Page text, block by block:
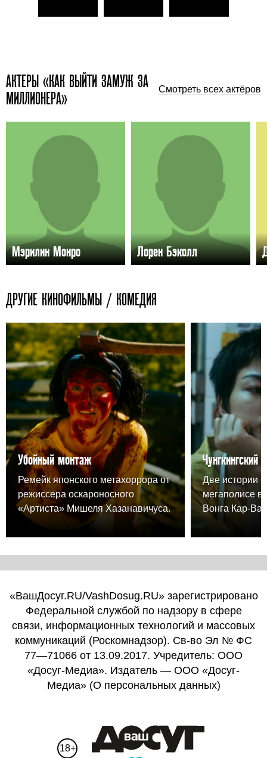
АКТЕРЫ «КАК ВЫЙТИ ЗАМУЖ ЗА
МИЛЛИОНЕРА»
Смотреть всех актёров
Мэрилин Монро Лорен Бэколл
ДРУГИЕ КИНОФИЛЬМЫ / КОМЕДИЯ
Убойный монтаж
Ремейк японского метахоррора от
режиссера оскароносного
«Артиста» Мишеля Хазанавичуса.
Чунгкингский
Две истории
мегаполисе в
Вонга Кар-
«ВашДосуг.RU/VashDosug.RU» зарегистрировано
Федеральной службой по надзору в сфере
связи, информационных технологий и массовых
коммуникаций (Роскомнадзор). Св-во Эл № ФС
77—71066 от 13.09.2017. Учредитель: ООО
«Досуг-Медиа». Издатель — ООО «Досуг-
Медиа» (О персональных данных)
18+